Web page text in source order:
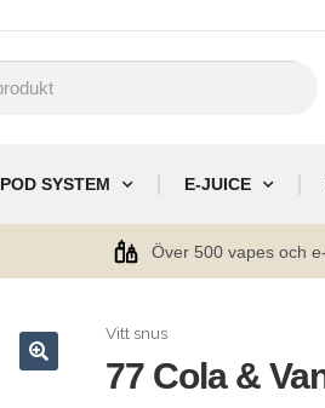
POD SYSTEM E-JUICE
Över 500 vapes och
Vitt snus
77 Cola &